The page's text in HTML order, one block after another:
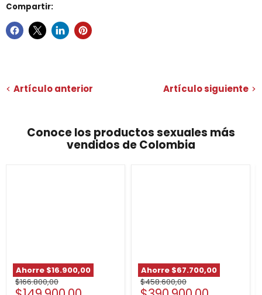
Compartir:
Artículo anterior Artículo siguiente
Conoce los productos sexuales más
vendidos de Colombia
Ahorre $16.900,00
Precio
original
$166.800,00
Ahorre $67.700,00
Precio
original
$458.600,00